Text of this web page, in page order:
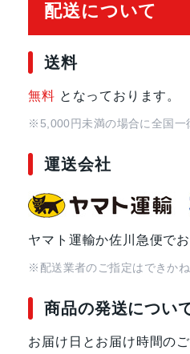
配送について
送料
無料 となっております。
※5,000円未満の場合に全国一
運送会社
ヤマト運輸か佐川急便で
※配送業者のご指定はできかね
商品の発送につい
お届け日とお届け時間の